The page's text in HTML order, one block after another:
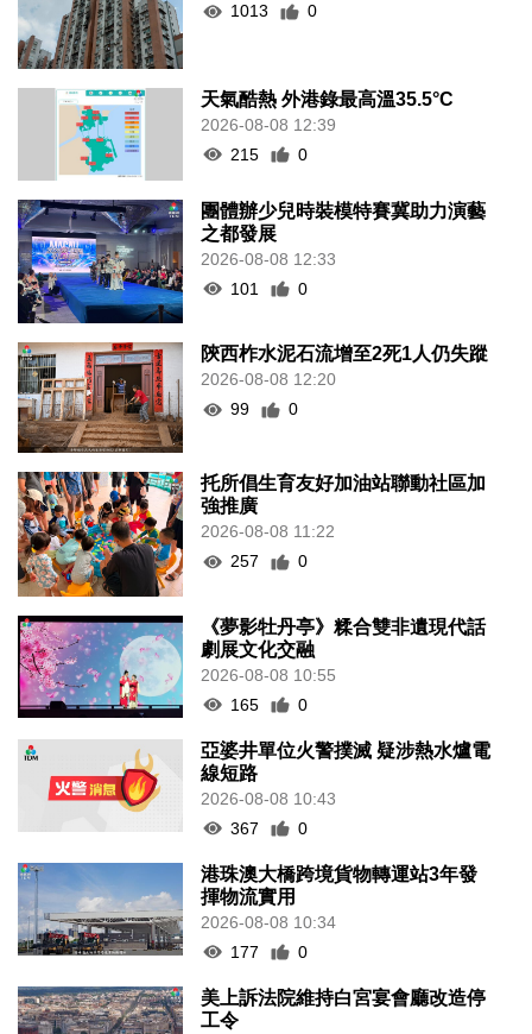
1013
0
天氣酷熱 外港錄最高溫35.5°C
2026-08-08 12:39
215
0
團體辦少兒時裝模特賽冀助力演藝
之都發展
2026-08-08 12:33
101
0
陝西柞水泥石流增至2死1人仍失蹤
2026-08-08 12:20
99
0
托所倡生育友好加油站聯動社區加
強推廣
2026-08-08 11:22
257
0
《夢影牡丹亭》糅合雙非遺現代話
劇展文化交融
2026-08-08 10:55
165
0
亞婆井單位火警撲滅 疑涉熱水爐電
線短路
2026-08-08 10:43
367
0
港珠澳大橋跨境貨物轉運站3年發
揮物流實用
2026-08-08 10:34
177
0
美上訴法院維持白宮宴會廳改造停
工令